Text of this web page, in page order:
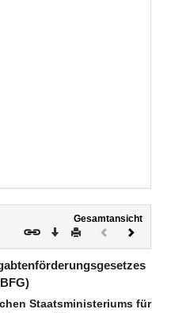
Gesamtansicht
Download
DruckenVorheriges
Staatsministeriums für